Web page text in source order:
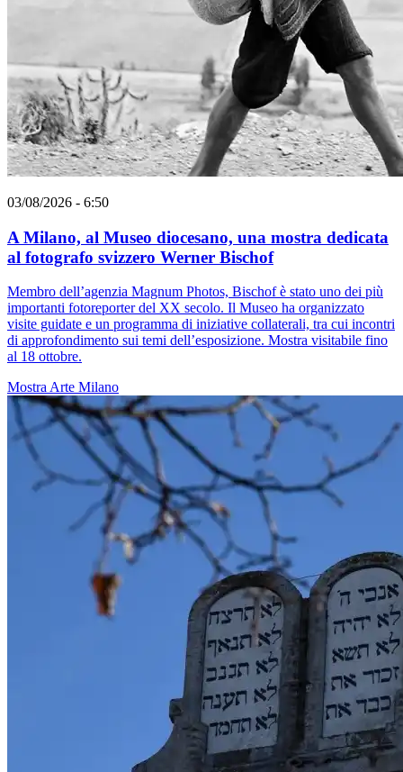
03/08/2026 - 6:50
A Milano, al Museo diocesano, una mostra dedicata
al fotografo svizzero Werner Bischof
Membro dell’agenzia Magnum Photos, Bischof è stato uno dei più
importanti fotoreporter del XX secolo. Il Museo ha organizzato
visite guidate e un programma di iniziative collaterali, tra cui incontri
di approfondimento sui temi dell’esposizione. Mostra visitabile fino
al 18 ottobre.
Mostra Arte Milano